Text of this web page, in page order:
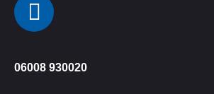
06008 930020